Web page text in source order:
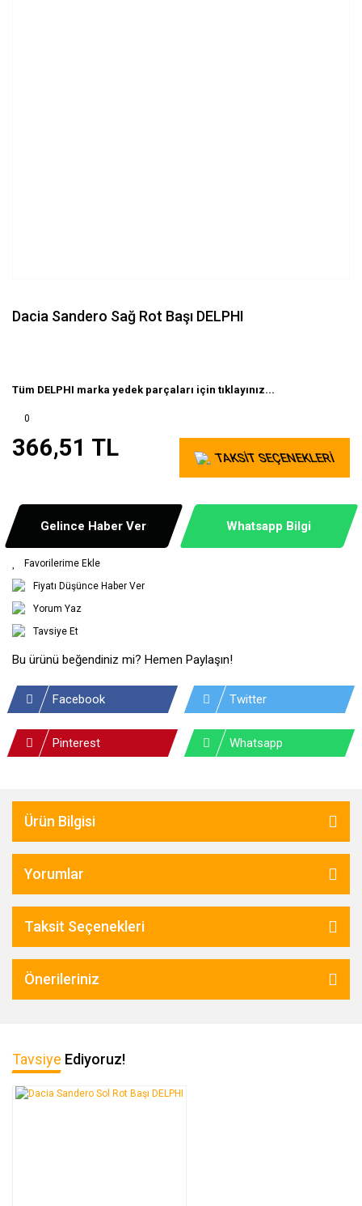
Dacia Sandero Sağ Rot Başı DELPHI
Tüm DELPHI marka yedek parçaları için tıklayınız...
0
366,51 TL TAKSİT SEÇENEKLERİ
Gelince Haber Ver Whatsapp Bilgi
Fiyatı Düşünce Haber Ver
Yorum Yaz
Tavsiye Et
Bu ürünü beğendiniz mi? Hemen Paylaşın!
Facebook Twitter
Pinterest Whatsapp
Ürün Bilgisi
Yorumlar
Taksit Seçenekleri
Önerileriniz
Tavsiye Ediyoruz!